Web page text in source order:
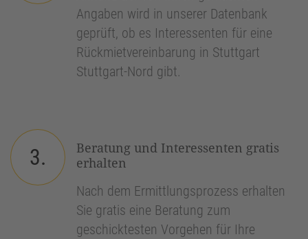
Angaben wird in unserer Datenbank
geprüft, ob es Interessenten für eine
Rückmietvereinbarung in Stuttgart
Stuttgart-Nord gibt.
3.
Beratung und Interessenten gratis
erhalten
Nach dem Ermittlungsprozess erhalten
Sie gratis eine Beratung zum
geschicktesten Vorgehen für Ihre